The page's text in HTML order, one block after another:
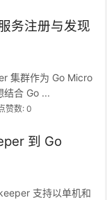
务注册与发现
集群作为 Go Micro
结合 Go ...
赞数: 0
到 Go
支持以单机和